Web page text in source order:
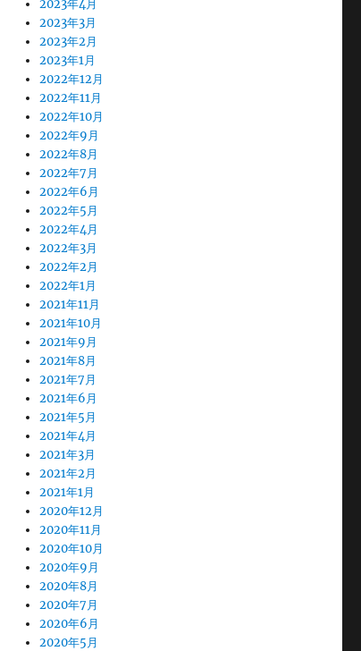
2023年4月
2023年3月
2023年2月
2023年1月
2022年12月
2022年11月
2022年10月
2022年9月
2022年8月
2022年7月
2022年6月
2022年5月
2022年4月
2022年3月
2022年2月
2022年1月
2021年11月
2021年10月
2021年9月
2021年8月
2021年7月
2021年6月
2021年5月
2021年4月
2021年3月
2021年2月
2021年1月
2020年12月
2020年11月
2020年10月
2020年9月
2020年8月
2020年7月
2020年6月
2020年5月